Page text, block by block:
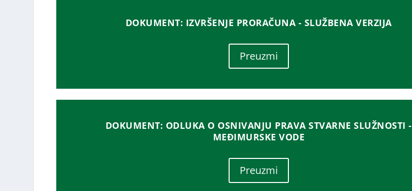
DOKUMENT: IZVRŠENJE PRORAČUNA - SLUŽBENA VERZIJA
Preuzmi
DOKUMENT: ODLUKA O OSNIVANJU PRAVA STVARNE SLUŽNOSTI -
MEĐIMURSKE VODE
Preuzmi